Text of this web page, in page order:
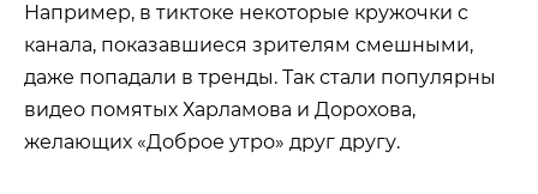
Например, в тиктоке некоторые кружочки с
канала, показавшиеся зрителям смешными,
даже попадали в тренды. Так стали популярны
видео помятых Харламова и Дорохова,
желающих «Доброе утро» друг другу.